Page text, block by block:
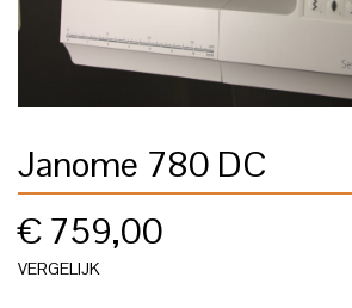
Janome 780 DC
€759,00
VERGELIJK